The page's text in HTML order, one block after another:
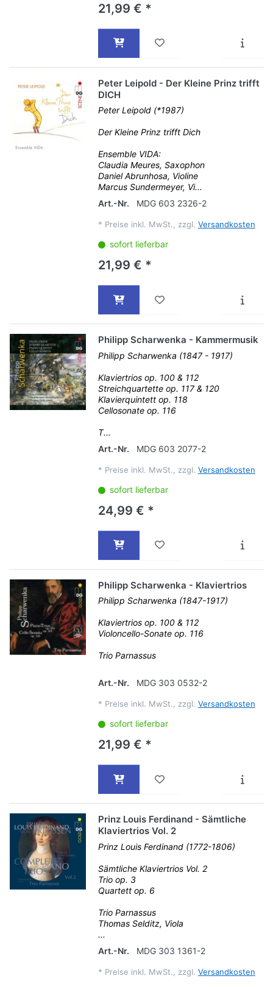
21,99 € *
Peter Leipold - Der Kleine Prinz trifft
DICH
Peter Leipold (*1987)
Der Kleine Prinz trifft Dich
Ensemble VIDA:
Claudia Meures, Saxophon
Daniel Abrunhosa, Violine
Marcus Sundermeyer, Vi...
Art.-Nr.
MDG 603 2326-2
* Preise inkl. MwSt., zzgl. Versandkosten
sofort lieferbar
21,99 € *
Philipp Scharwenka - Kammermusik
Philipp Scharwenka (1847 - 1917)
Klaviertrios op. 100 & 112
Streichquartette op. 117 & 120
Klavierquintett op. 118
Cellosonate op. 116
T...
Art.-Nr.
MDG 603 2077-2
* Preise inkl. MwSt., zzgl. Versandkosten
sofort lieferbar
24,99 € *
Philipp Scharwenka - Klaviertrios
Philipp Scharwenka (1847-1917)
Klaviertrios op. 100 & 112
Violoncello-Sonate op. 116
Trio Parnassus
Art.-Nr. MDG 303 0532-2
* Preise inkl. MwSt., zzgl. Versandkosten
sofort lieferbar
21,99 € *
Prinz Louis Ferdinand - Sämtliche
Klaviertrios Vol. 2
Prinz Louis Ferdinand (1772-1806)
Sämtliche Klaviertrios Vol. 2
Trio op. 3
Quartett op. 6
Trio Parnassus
Thomas Selditz, Viola
...
Art.-Nr.
MDG 303 1361-2
* Preise inkl. MwSt., zzgl. Versandkosten